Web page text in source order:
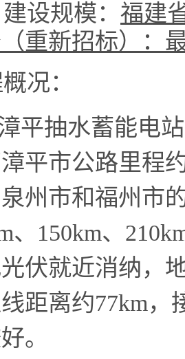
设规模： 福建
重新招标）：
况：
平抽水蓄能电
平市公路里程
州市和福州市
、150km、
伏就近消纳，
距离约77km，
。